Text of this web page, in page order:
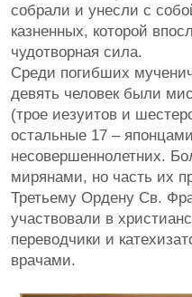
собрали и унесли с
казненных, которой
чудотворная сила.
Среди погибших
девять человек были
(трое иезуитов и
остальные 17 –
несовершеннолетних.
мирянами, но часть их
Третьему Ордену Св.
участвовали в
переводчики и
врачами.